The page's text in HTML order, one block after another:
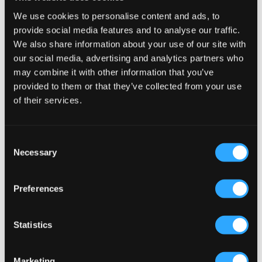
We use cookies to personalise content and ads, to
provide social media features and to analyse our traffic.
We also share information about your use of our site with
our social media, advertising and analytics partners who
may combine it with other information that you’ve
provided to them or that they’ve collected from your use
of their services.
Selection
Necessary
Preferences
Statistics
Levi's
LVB BATWING SCREENPRINT
HOODIE
429 kr
Levi's
LVB SPORTSWEAR LOGO TEE
Levi's